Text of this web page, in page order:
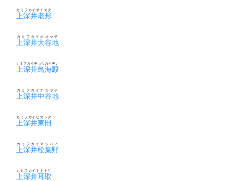
上深井老形
カミフカイオイカタ
上深井大谷地
カミフカイオオヤチ
上深井鳥海殿
カミフカイチョウカイデン
上深井中谷地
カミフカイナカヤチ
上深井東田
カミフカイヒガシダ
上深井松葉野
カミフカイマツバノ
上深井耳取
カミフカイミミトリ